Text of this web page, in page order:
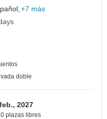
+7 más
doble
2027
plazas libres